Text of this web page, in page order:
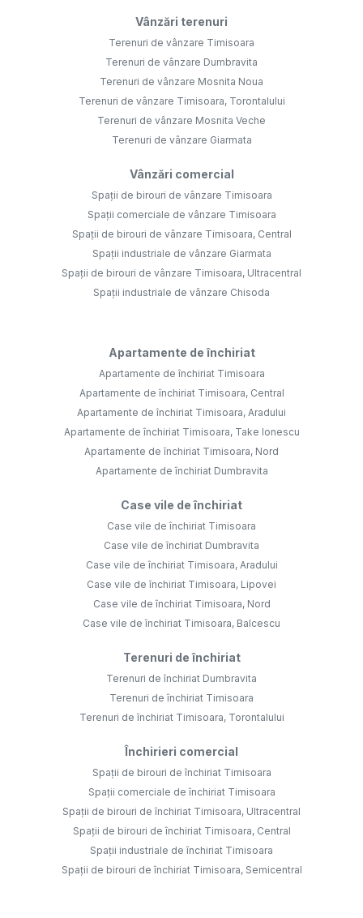
Vânzări terenuri
Terenuri de vânzare Timisoara
Terenuri de vânzare Dumbravita
Terenuri de vânzare Mosnita Noua
Terenuri de vânzare Timisoara, Torontalului
Terenuri de vânzare Mosnita Veche
Terenuri de vânzare Giarmata
Vânzări comercial
Spații de birouri de vânzare Timisoara
Spații comerciale de vânzare Timisoara
Spații de birouri de vânzare Timisoara, Central
Spații industriale de vânzare Giarmata
Spații de birouri de vânzare Timisoara, Ultracentral
Spații industriale de vânzare Chisoda
Apartamente de închiriat
Apartamente de închiriat Timisoara
Apartamente de închiriat Timisoara, Central
Apartamente de închiriat Timisoara, Aradului
Apartamente de închiriat Timisoara, Take Ionescu
Apartamente de închiriat Timisoara, Nord
Apartamente de închiriat Dumbravita
Case vile de închiriat
Case vile de închiriat Timisoara
Case vile de închiriat Dumbravita
Case vile de închiriat Timisoara, Aradului
Case vile de închiriat Timisoara, Lipovei
Case vile de închiriat Timisoara, Nord
Case vile de închiriat Timisoara, Balcescu
Terenuri de închiriat
Terenuri de închiriat Dumbravita
Terenuri de închiriat Timisoara
Terenuri de închiriat Timisoara, Torontalului
Închirieri comercial
Spații de birouri de închiriat Timisoara
Spații comerciale de închiriat Timisoara
Spații de birouri de închiriat Timisoara, Ultracentral
Spații de birouri de închiriat Timisoara, Central
Spații industriale de închiriat Timisoara
Spații de birouri de închiriat Timisoara, Semicentral